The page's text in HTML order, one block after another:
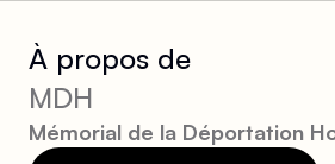
À propos de
MDH
Mémorial de la Déportation